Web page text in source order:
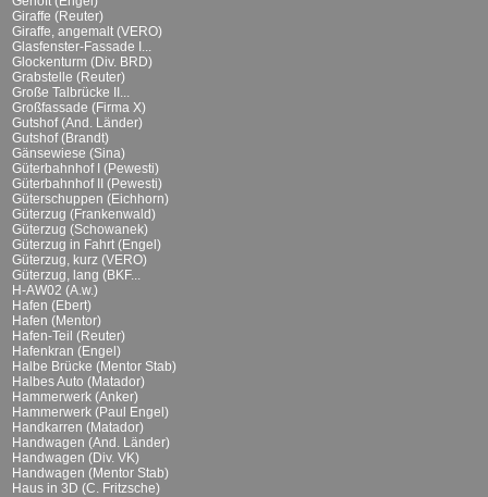
Giraffe (Reuter)
Giraffe, angemalt (VERO)
Glasfenster-Fassade I...
Glockenturm (Div. BRD)
Grabstelle (Reuter)
Große Talbrücke II...
Großfassade (Firma X)
Gutshof (And. Länder)
Gutshof (Brandt)
Gänsewiese (Sina)
Güterbahnhof I (Pewesti)
Güterbahnhof II (Pewesti)
Güterschuppen (Eichhorn)
Güterzug (Frankenwald)
Güterzug (Schowanek)
Güterzug in Fahrt (Engel)
Güterzug, kurz (VERO)
Güterzug, lang (BKF...
H-AW02 (A.w.)
Hafen (Ebert)
Hafen (Mentor)
Hafen-Teil (Reuter)
Hafenkran (Engel)
Halbe Brücke (Mentor Stab)
Halbes Auto (Matador)
Hammerwerk (Anker)
Hammerwerk (Paul Engel)
Handkarren (Matador)
Handwagen (And. Länder)
Handwagen (Div. VK)
Handwagen (Mentor Stab)
Haus in 3D (C. Fritzsche)